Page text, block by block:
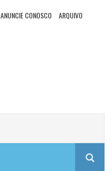
ANUNCIE CONOSCO ARQUIVO